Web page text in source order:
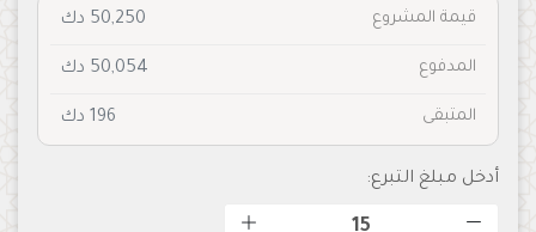
قيمة المشروع 50,250 دك
المدفوع 50,054 دك
المتبقى 196 دك
أدخل مبلغ التبرع: